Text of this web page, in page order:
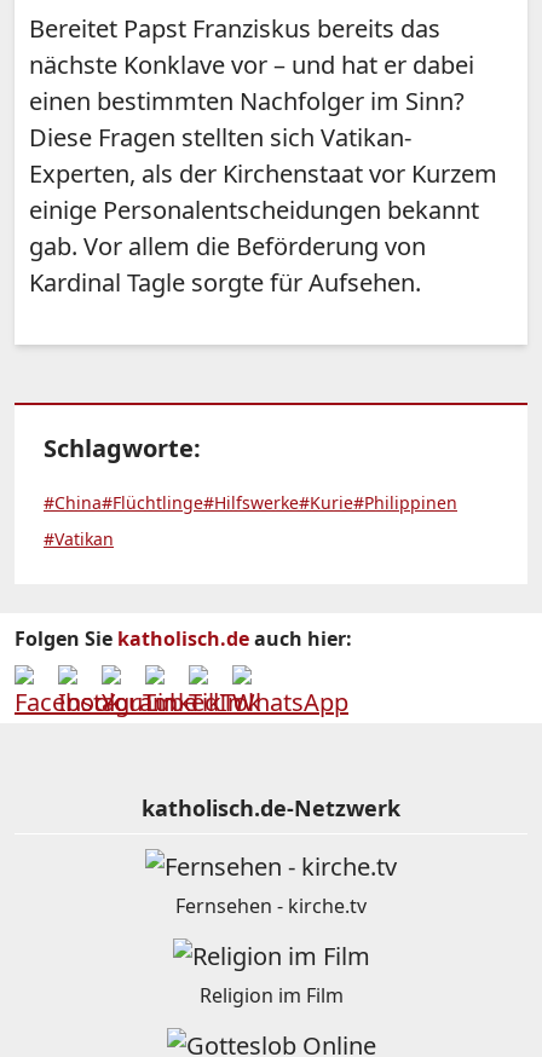
Bereitet Papst Franziskus bereits das
nächste Konklave vor – und hat er dabei
einen bestimmten Nachfolger im Sinn?
Diese Fragen stellten sich Vatikan-
Experten, als der Kirchenstaat vor Kurzem
einige Personalentscheidungen bekannt
gab. Vor allem die Beförderung von
Kardinal Tagle sorgte für Aufsehen.
Schlagworte:
#China#Flüchtlinge#Hilfswerke#Kurie#Philippinen
#Vatikan
Folgen Sie katholisch.deauch hier:
katholisch.de-Netzwerk
Fernsehen - kirche.tv
Religion im Film